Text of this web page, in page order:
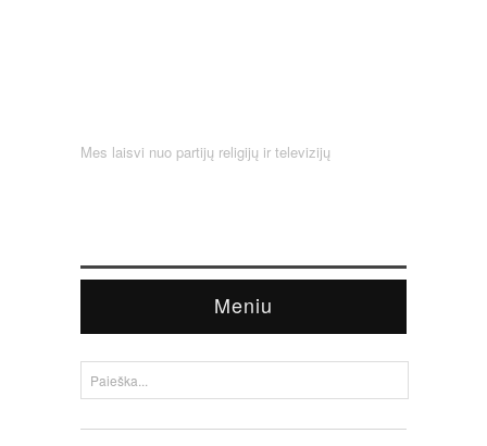
Mes laisvi nuo partijų religijų ir televizijų
Meniu